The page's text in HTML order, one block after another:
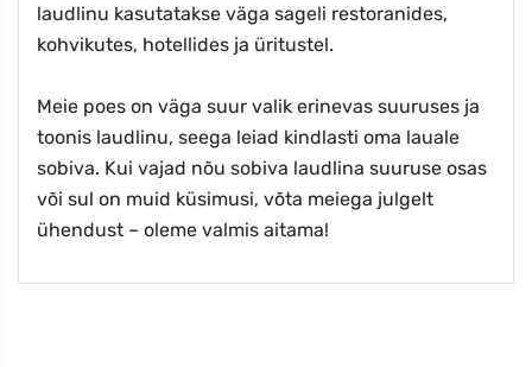
laudlinu kasutatakse väga sageli restoranides,
kohvikutes, hotellides ja üritustel.
Meie poes on väga suur valik erinevas suuruses ja
toonis laudlinu, seega leiad kindlasti oma lauale
sobiva. Kui vajad nõu sobiva laudlina suuruse osas
või sul on muid küsimusi, võta meiega julgelt
ühendust – oleme valmis aitama!